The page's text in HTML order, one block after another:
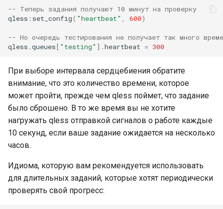
-- Теперь задания получают 10 минут на проверку
qless : set_config( "heartbeat" 600)
-- Но очередь тестирования не получает так много
qless .queues[ "testing" ].heartbeat = 300
При выборе интервала сердцебиения обратите
внимание, что это количество времени, которое
может пройти, прежде чем qless поймет, что задание
было сброшено. В то же время вы не хотите
нагружать qless отправкой сигналов о работе каждые
10 секунд, если ваше задание ожидается на несколько
часов.
Идиома, которую вам рекомендуется использовать
для длительных заданий, которые хотят периодически
проверять свой прогресс: